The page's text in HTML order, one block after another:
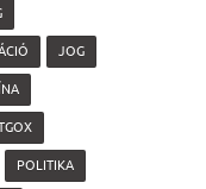
JOG
POLITIKA